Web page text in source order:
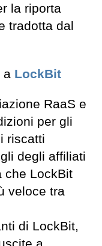
la riporta
tradotta dal
a LockBit
RaaS e
per gli
riscatti
degli affiliati
che LockBit
veloce tra
di LockBit,